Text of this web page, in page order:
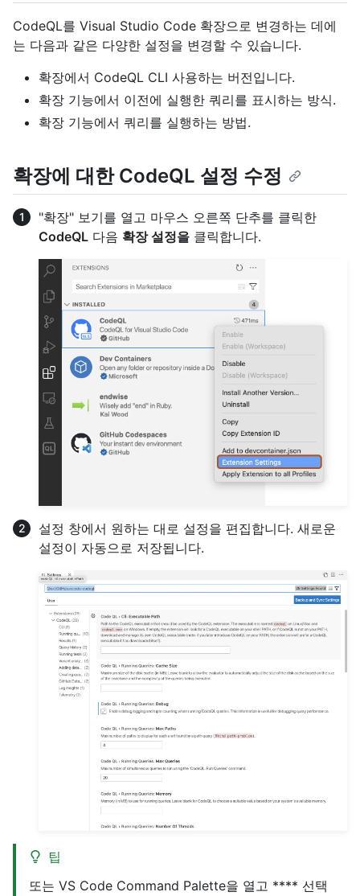
CodeQL를 Visual Studio Code 확장으로 변경하는 데에
는 다음과 같은 다양한 설정을 변경할 수 있습니다.
확장에서 CodeQL CLI 사용하는 버전입니다.
확장 기능에서 이전에 실행한 쿼리를 표시하는 방식.
확장 기능에서 쿼리를 실행하는 방법.
확장에 대한 CodeQL 설정 수정
"확장" 보기를 열고 마우스 오른쪽 단추를 클릭한
CodeQL 다음 확장 설정을 클릭합니다.
설정 창에서 원하는 대로 설정을 편집합니다. 새로운
설정이 자동으로 저장됩니다.
팁
또는 VS Code Command Palette을 열고 **** 선택